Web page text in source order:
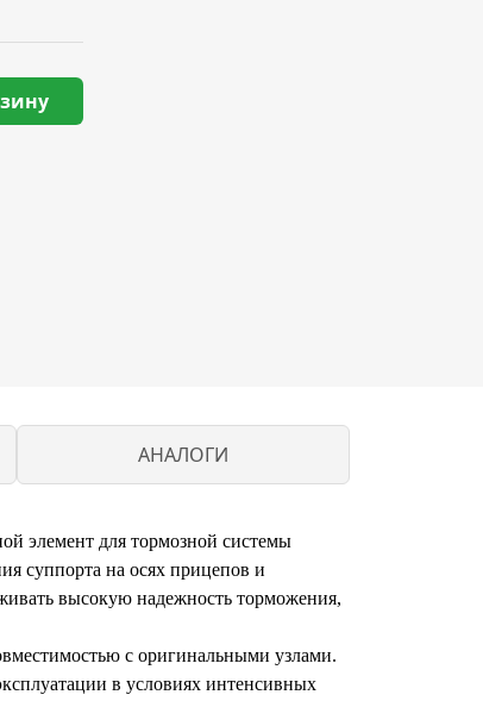
АНАЛОГИ
элемент для тормозной системы
суппорта на осях прицепов и
высокую надежность торможения,
с оригинальными узлами.
в условиях интенсивных